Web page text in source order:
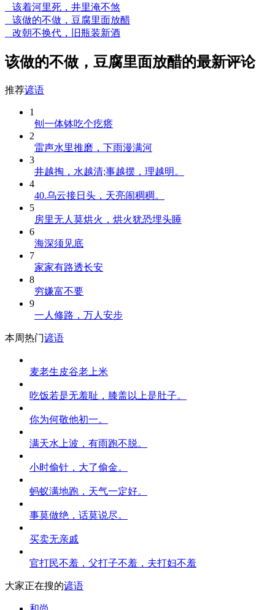
该着河里死，井里淹不煞
该做的不做，豆腐里面放醋
改朝不换代，旧瓶装新酒
该做的不做，豆腐里面放醋的最新评论
推荐谚语
1
刨一体钵吃个疙瘩
2
雷声水里推磨，下雨漫满河
3
井越掏，水越清;事越摆，理越明。
4
40.乌云接日头，天亮闹稠稠。
5
房里无人莫烘火，烘火犹恐埋头睡
6
海深须见底
7
家家有路透长安
8
穷嫌富不要
9
一人修路，万人安步
本周热门谚语
麦老生皮谷老上米
吃饭若是无羞耻，膝盖以上是肚子。
你为何敬他初一。
满天水上波，有雨跑不脱。
小时偷针，大了偷金。
蚂蚁满地跑，天气一定好。
事莫做绝，话莫说尽。
买卖无亲戚
官打民不羞，父打子不羞，夫打妇不羞
大家正在搜的谚语